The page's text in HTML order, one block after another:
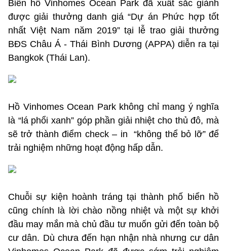
Biển hồ Vinhomes Ocean Park đã xuất sắc giành
được giải thưởng danh giá “Dự án Phức hợp tốt
nhất Việt Nam năm 2019” tại lễ trao giải thưởng
BĐS Châu Á - Thái Bình Dương (APPA) diễn ra tại
Bangkok (Thái Lan).
Hồ Vinhomes Ocean Park không chỉ mang ý nghĩa
là “lá phổi xanh” góp phần giải nhiệt cho thủ đô, mà
sẽ trở thành điểm check – in “không thể bỏ lỡ” để
trải nghiệm những hoạt động hấp dẫn.
Chuỗi sự kiện hoành tráng tại thành phố biển hồ
cũng chính là lời chào nồng nhiệt và một sự khởi
đầu may mắn mà chủ đầu tư muốn gửi đến toàn bộ
cư dân. Dù chưa đến hạn nhận nhà nhưng cư dân